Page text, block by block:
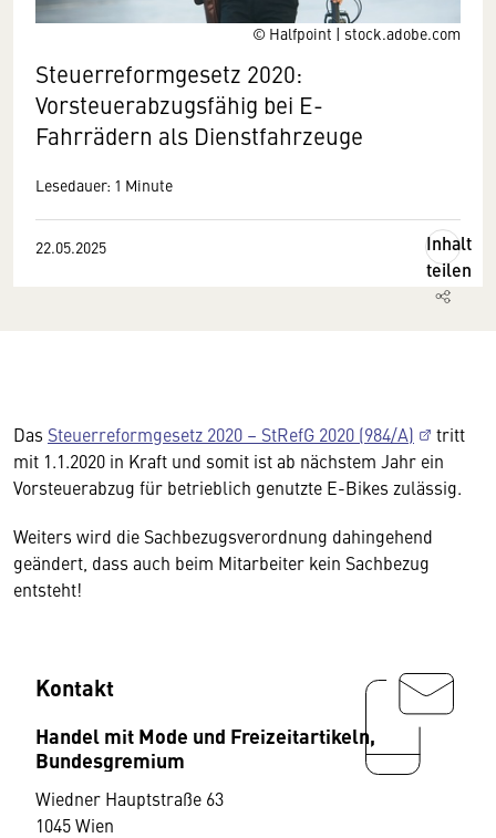
© Halfpoint | stock.adobe.com
Steuerreformgesetz 2020:
Vorsteuerabzugsfähig bei E-
Fahrrädern als Dienstfahrzeuge
Lesedauer: 1 Minute
22.05.2025
Inhalt
teilen
Das Steuerreformgesetz 2020 – StRefG 2020 (984/A)
tritt
mit 1.1.2020 in Kraft und somit ist ab nächstem Jahr ein
Vorsteuerabzug für betrieblich genutzte E-Bikes zulässig.
Weiters wird die Sachbezugsverordnung dahingehend
geändert, dass auch beim Mitarbeiter kein Sachbezug
entsteht!
Kontakt
Handel mit Mode und Freizeitartikeln,
Bundesgremium
Wiedner Hauptstraße 63
1045 Wien